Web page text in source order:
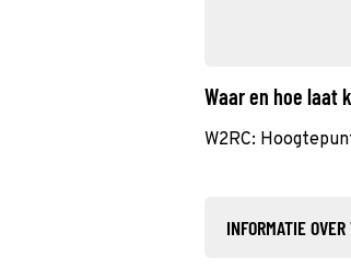
Waar en hoe laat
W2RC:
INFORMATIE